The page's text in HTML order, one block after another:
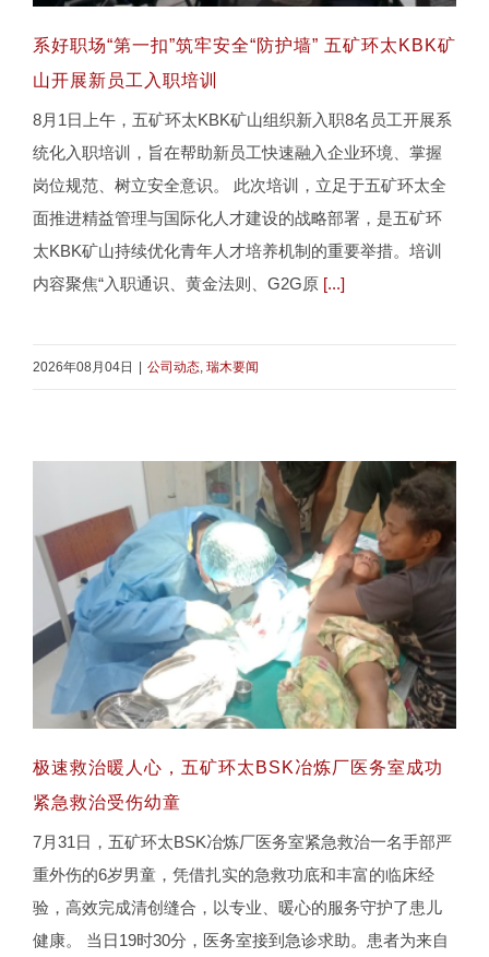
系好职场“第一扣”筑牢安全“防护墙” 五矿环太
KBK矿山开展新员工入职培训
系好职场“第一扣”筑牢安全“防护墙” 五矿环太KBK矿
山开展新员工入职培训
8月1日上午，五矿环太KBK矿山组织新入职8名员工开展系
统化入职培训，旨在帮助新员工快速融入企业环境、掌握
岗位规范、树立安全意识。 此次培训，立足于五矿环太全
面推进精益管理与国际化人才建设的战略部署，是五矿环
太KBK矿山持续优化青年人才培养机制的重要举措。培训
内容聚焦“入职通识、黄金法则、G2G原 [...]
2026年08月04日 | 公司动态 瑞木要闻
极速救治暖人心，五矿环太BSK冶炼厂医务室
成功紧急救治受伤幼童
极速救治暖人心，五矿环太BSK冶炼厂医务室成功
紧急救治受伤幼童
7月31日，五矿环太BSK冶炼厂医务室紧急救治一名手部严
重外伤的6岁男童，凭借扎实的急救功底和丰富的临床经
验，高效完成清创缝合，以专业、暖心的服务守护了患儿
健康。 当日19时30分，医务室接到急诊求助。患者为来自